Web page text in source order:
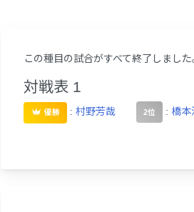
この種目の試合がすべて終了しまし
対戦表 1
優勝 : 村野芳哉 2位 : 橋本